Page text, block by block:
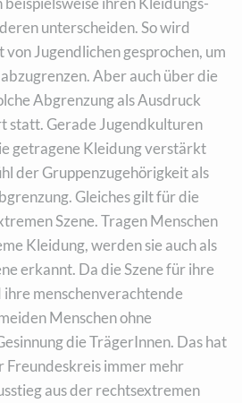
unterscheiden. So wird
von Jugendlichen gesprochen, um
Aber auch über die
Abgrenzung als Ausdruck
statt. Gerade Jugendkulturen
getragene Kleidung verstärkt
der Gruppenzugehörigkeit als
Gleiches gilt für die
Szene. Tragen Menschen
Kleidung, werden sie auch als
erkannt. Da die Szene für ihre
menschenverachtende
Menschen ohne
die TrägerInnen. Das hat
Freundeskreis immer mehr
aus der rechtsextremen